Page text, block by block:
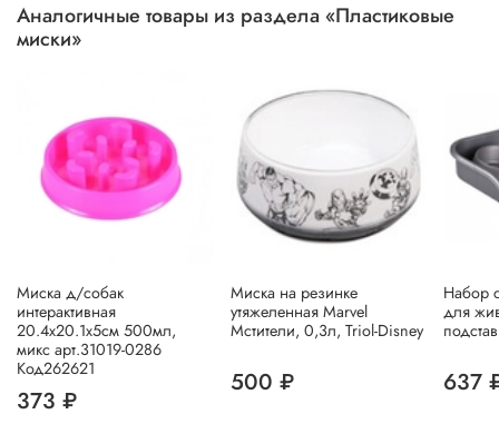
Аналогичные товары из раздела «Пластиковые
миски»
Миска д/собак
интерактивная
20.4х20.1х5см 500мл,
микс арт.31019-0286
Код262621
373 ₽
Миска на резинке
утяжеленная Marvel
Мстители, 0,3л, Triol-Disney
500 ₽
Набор
для
637